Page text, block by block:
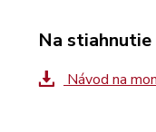
Na stiahnutie
Návod na